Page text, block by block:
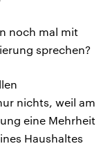
noch mal mit
sprechen?
nichts, weil am
eine Mehrheit
Haushaltes